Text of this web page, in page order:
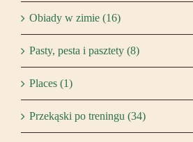
Obiady w zimie (16)
Pasty, pesta i pasztety (8)
Places (1)
Przekąski po treningu (34)